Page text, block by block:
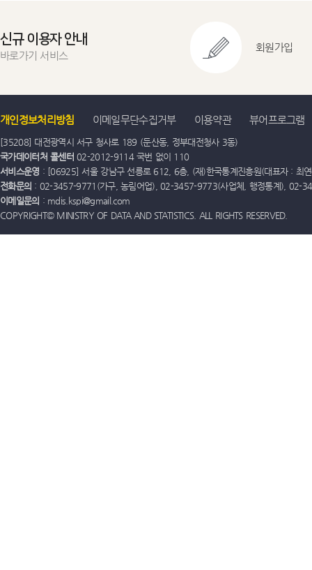
신규 이용자 안내
바로가기 서비스
회원가입
개인정보처리방침 이메일무단수집거부 이용약관 뷰어프로그램
[35208] 대전광역시 서구 청사로 189 (둔산동, 정부대전청사 3동)
국가데이터처 콜센터 02-2012-9114 국번 없이 110
서비스운영 : [06925] 서울 강남구 선릉로 612, 6층, (재)한국통계진흥원(대표자 : 최
전화문의 : 02-3457-9771(가구, 농림어업), 02-3457-9773(사업체, 행정통계), 02-
이메일문의 : mdis.kspi@gmail.com
COPYRIGHT© MINISTRY OF DATA AND STATISTICS. ALL RIGHTS RESERVED.